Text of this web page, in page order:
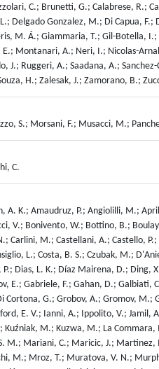
C.; Brunetti, G.; Calabrese, R.;
Delgado Gonzalez, M.; Di Capua,
M. Á.; Giammaria, T.; Gil-Botella,
A.; Neri, I.; Nicolas-
Ruggeri, A.; Saadana, A.; Sanchez-
H.; Zalesak, J.; Zamorano, B.;
S.; Morsani, F.; Musacci, M.;
C.
K.; Amaudruz, P.; Angiolilli, M.;
V.; Bonivento, W.; Bottino, B.;
M.; Castellani, A.; Castello, P.;
L.; Costa, B. S.; Czubak, M.;
Dias, L. K.; Díaz Mairena, D.; Ding,
Gabriele, F.; Gahan, D.; Galbiati,
G.; Grobov, A.; Gromov,
E. V.; Ianni, A.; Ippolito, V.; Jamil,
M.; Kuzwa, M.; La
Mariani, C.; Maricic, J.;
Mroz, T.; Muratova, V. N.;